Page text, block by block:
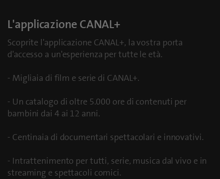
L'applicazione CANAL+
Scoprite l'applicazione CANAL+, la vostra porta
d'accesso a un'esperienza per tutte le età.
- Migliaia di film e serie di CANAL+.
- Un catalogo di oltre 5.000 ore di contenuti per
bambini dai 4 ai 12 anni.
- Centinaia di documentari spettacolari e innovativi.
- Intrattenimento per tutti, serie, musica dal vivo e in
streaming e spettacoli comici.